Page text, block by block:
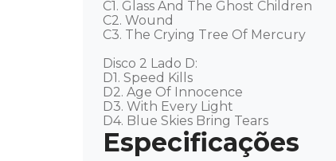
C1. Glass And The Ghost Children
C2. Wound
C3. The Crying Tree Of Mercury
Disco 2 Lado D:
D1. Speed Kills
D2. Age Of Innocence
D3. With Every Light
D4. Blue Skies Bring Tears